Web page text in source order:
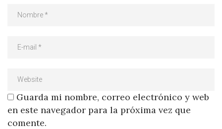
Guarda mi nombre, correo electrónico y web
en este navegador para la próxima vez que
comente.